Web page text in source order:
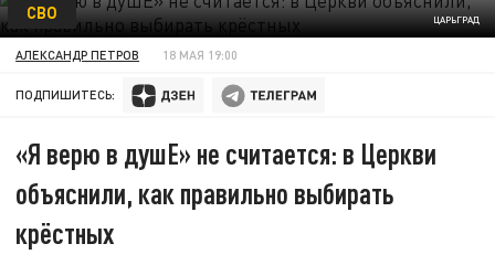
ЦАРЬГРАД
СВО
АЛЕКСАНДР ПЕТРОВ 18 МАЯ 19:00
ПОДПИШИТЕСЬ:
«Я верю в душЕ» не считается: в Церкви
объяснили, как правильно выбирать
крёстных